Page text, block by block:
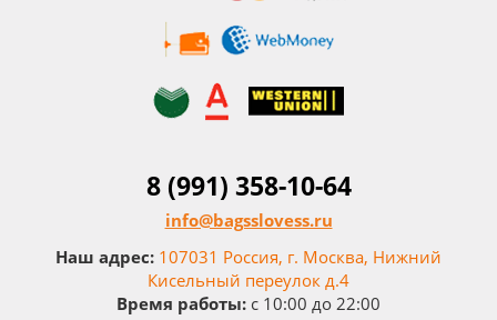
8 (991) 358-10-64
info@bagsslovess.ru
Наш адрес: 107031 Россия, г. Москва, Нижний
Кисельный переулок д.4
Время работы: c 10:00 до 22:00